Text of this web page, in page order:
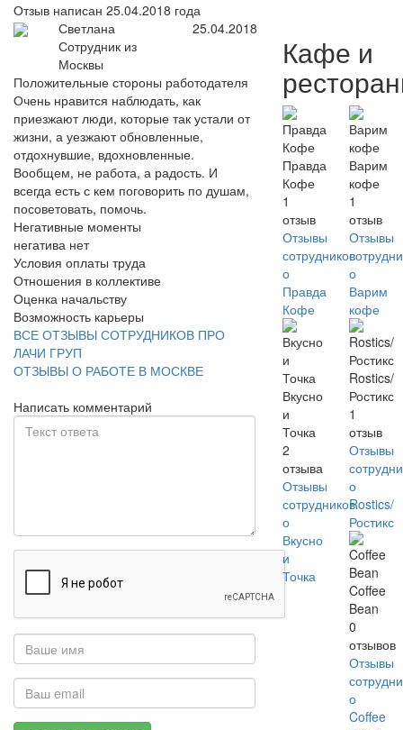
Отзыв написан 25.04.2018 года
Светлана
Сотрудник из
Москвы
25.04.2018
Положительные стороны работодателя
Очень нравится наблюдать, как
приезжают люди, которые так устали от
жизни, а уезжают обновленные,
отдохнувшие, вдохновленные.
Вообщем, не работа, а радость. И
всегда есть с кем поговорить по душам,
посоветовать, помочь.
Негативные моменты
негатива нет
Условия оплаты труда
Отношения в коллективе
Оценка начальству
Возможность карьеры
ВСЕ ОТЗЫВЫ СОТРУДНИКОВ ПРО
ЛАЧИ ГРУП
ОТЗЫВЫ О РАБОТЕ В МОСКВЕ
Написать комментарий
Кафе и
Правда
Кофе
1
отзыв
Отзывы
сотрудников
о
Правда
Кофе
Варим
кофе
1
отзыв
Отзывы
о
Варим
кофе
Вкусно
и
Точка
2
отзыва
Отзывы
сотрудников
о
Вкусно
и
Точка
Rostics/
Ростикс
1
отзыв
Отзывы
о
Rostics/
Ростикс
Coffee
Bean
0
отзывов
Отзывы
о
Coffee